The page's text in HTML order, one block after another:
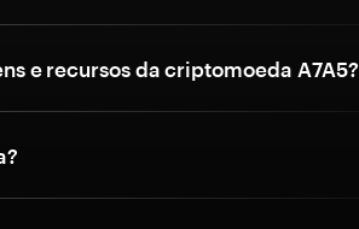
e recursos da criptomoeda A7A5?